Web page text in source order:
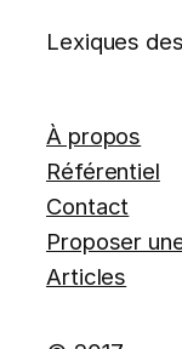
Lexiques
À propos
Référentiel
Contact
Proposer
Articles